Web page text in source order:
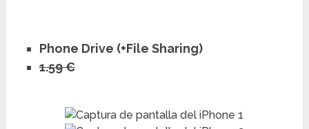
Phone Drive (+File Sharing)
1.59 €